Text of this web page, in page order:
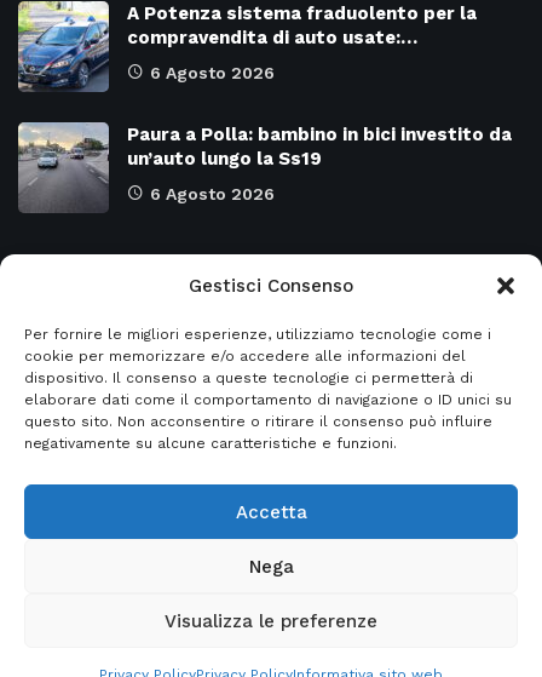
Gestisci Consenso
Per fornire le migliori esperienze, utilizziamo tecnologie come i
cookie per memorizzare e/o accedere alle informazioni del
dispositivo. Il consenso a queste tecnologie ci permetterà di
elaborare dati come il comportamento di navigazione o ID unici su
questo sito. Non acconsentire o ritirare il consenso può influire
negativamente su alcune caratteristiche e funzioni.
Accetta
Nega
Visualizza le preferenze
A Potenza sistema fraduolento per la
compravendita di auto usate:…
6 Agosto 2026
Paura a Polla: bambino in bici investito da
un’auto lungo la Ss19
6 Agosto 2026
Attualità 8973
Cronaca 6478
Primo piano 5954
SALERNO e Provincia 4129
Regione CAMPANIA
Regione BASILICATA
- Italia2news powered by